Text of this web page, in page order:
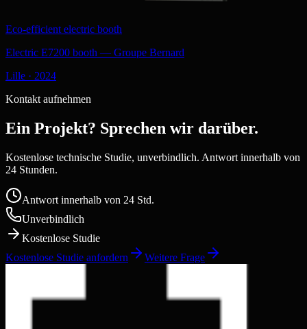
Eco-efficient electric booth
Electric E7200 booth — Groupe Bernard
Lille · 2024
Kontakt aufnehmen
Ein Projekt? Sprechen wir darüber.
Kostenlose technische Studie, unverbindlich. Antwort innerhalb von
24 Stunden.
Antwort innerhalb von 24 Std.
Unverbindlich
Kostenlose Studie
Kostenlose Studie anfordern
Weitere Frage